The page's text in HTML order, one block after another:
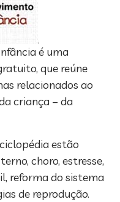
é uma
que reúne
relacionados ao
criança – da
estão
choro, estresse,
reforma do sistema
de reprodução.